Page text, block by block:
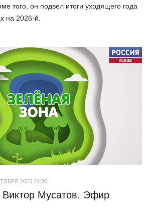
того, он подвел итоги уходящего года
на 2026-й.
2025 21:30
Виктор Мусатов. Эфир